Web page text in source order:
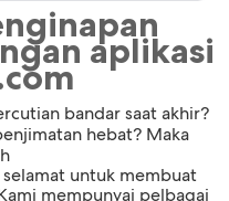
aplikasi
bandar saat akhir?
hebat? Maka
untuk membuat
mempunyai pelbagai